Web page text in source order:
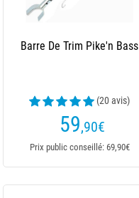
Barre De Trim Pike'n Bass
(20 avis)
59,90€
Prix public conseillé: 69,90€